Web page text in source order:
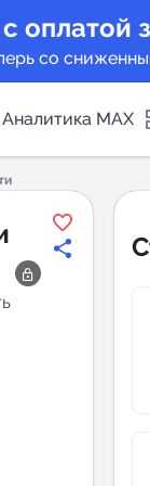
оплатой
со
Аналитика MAX